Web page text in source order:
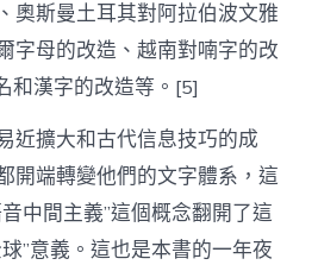
奧斯曼土耳其對阿拉伯波文雅
字母的改造、越南對喃字的改
和漢字的改造等。[5]
近擴大和古代信息技巧的成
開端轉變他們的文字體系，這
中間主義”這個概念翻開了這
”意義。這也是本書的一年夜